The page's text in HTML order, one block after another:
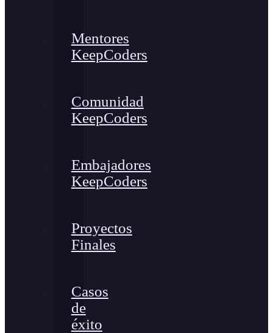
Mentores
KeepCoders
Comunidad
KeepCoders
Embajadores
KeepCoders
Proyectos
Finales
Casos
de
éxito